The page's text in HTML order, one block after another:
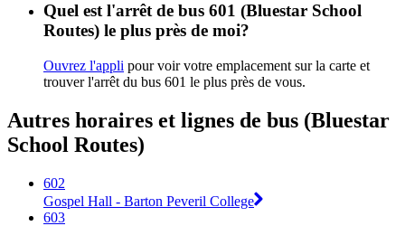
Quel est l'arrêt de bus 601 (Bluestar School
Routes) le plus près de moi?
Ouvrez l'appli pour voir votre emplacement sur la carte et
trouver l'arrêt du bus 601 le plus près de vous.
Autres horaires et lignes de bus (Bluestar
School Routes)
602
Gospel Hall - Barton Peveril College
603